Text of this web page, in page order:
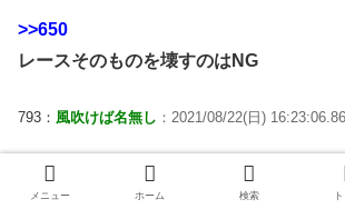
>>650
レースそのものを壊すのはNG
793： 風吹けば名無し ：2021/08/22(日)
>>650
大外固定にしろ
メニュー ホーム 検索